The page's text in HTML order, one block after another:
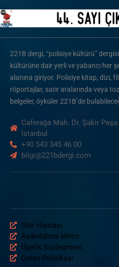
221B dergi, “polisiye kültürü”
kültürüne dair yerli ve yabancı her
alanına giriyor. Polisiye kitap, dizi,
röportajlar, satır aralarında veya
belgeler, öyküler 221B’de
Caferağa Mah. Dr. Şakir
İstanbul
+90 543 345 46 00
bilgi@221bdergi.com
Site Haritası
Aydınlatma Metni
Üyelik Sözleşmesi
Çerez Politikası